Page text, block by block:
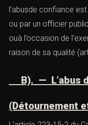
manière habituelle, se
même à titre
les biens des tiers
recouvre des fonds ou
1 500 000 euros
public ou ministériel
de l’exercice de ses